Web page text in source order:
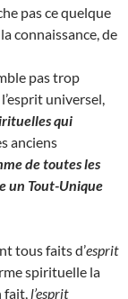
pas ce quelque
connaissance, de
pas trop
universel,
qui
anciens
de toutes les
un Tout-Unique
tous faits d’esprit
spirituelle la
fait, l’esprit